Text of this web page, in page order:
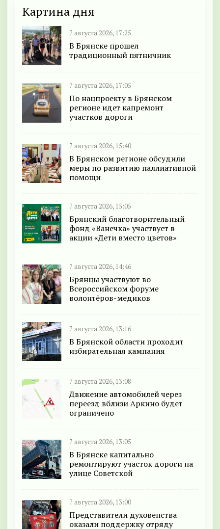
Картина дня
7 августа 2026, 17:25
В Брянске прошел
традиционный пятничник
7 августа 2026, 17:05
По нацпроекту в Брянском
регионе идет капремонт
участков дороги
7 августа 2026, 15:40
В Брянском регионе обсудили
меры по развитию паллиативной
помощи
7 августа 2026, 15:05
Брянский благотворительный
фонд «Ванечка» участвует в
акции «Дети вместо цветов»
7 августа 2026, 14:46
Брянцы участвуют во
Всероссийском форуме
волонтёров-медиков
7 августа 2026, 13:16
В Брянской области проходит
избирательная кампания
7 августа 2026, 13:08
Движение автомобилей через
переезд вблизи Аркино будет
ограничено
7 августа 2026, 13:05
В Брянске капитально
ремонтируют участок дороги на
улице Советской
7 августа 2026, 13:00
Представители духовенства
оказали поддержку отряду